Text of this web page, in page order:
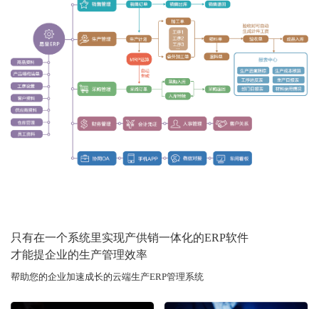
只有在一个系统里实现产供销一体化的ERP软件
才能提企业的生产管理效率
帮助您的企业加速成长的云端生产ERP管理系统